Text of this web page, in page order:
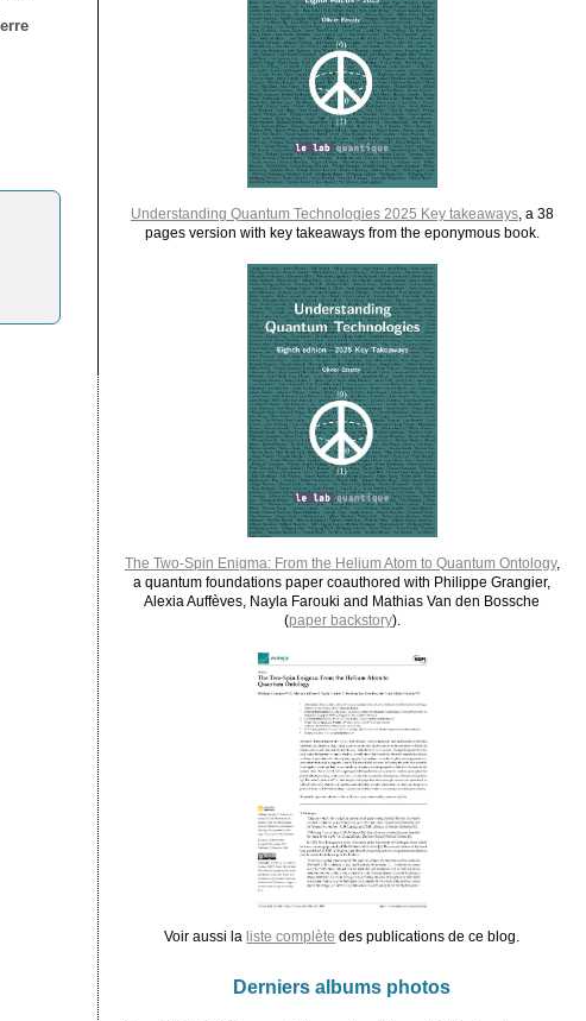
Understanding Quantum Technologies 2025 Key takeaways, a 38
pages version with key takeaways from the eponymous book.
The Two-Spin Enigma: From the Helium Atom to Quantum Ontology,
a quantum foundations paper coauthored with Philippe Grangier,
Alexia Auffèves, Nayla Farouki and Mathias Van den Bossche
(paper backstory).
Voir aussi la liste complète des publications de ce blog.
Derniers albums photos